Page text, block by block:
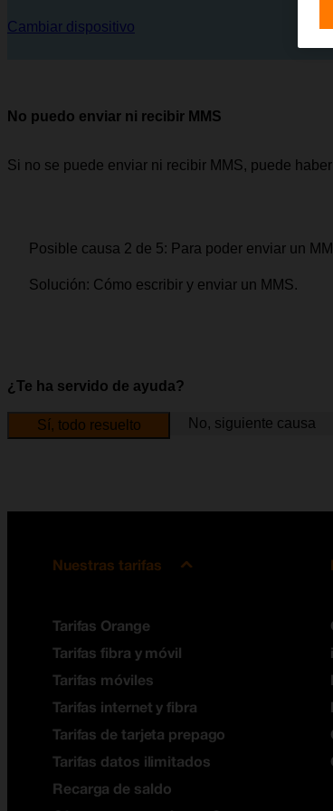
Cambiar dispositivo
No puedo enviar ni recibir MMS
Si no se puede enviar ni recibir MMS, puede
Posible causa 2 de 5: Para poder enviar un
Solución: Cómo escribir y enviar un MMS.
¿Te ha servido de ayuda?
Sí, todo resuelto No, siguiente causa
Nuestras tarifas
Tarifas Orange
Tarifas fibra y móvil
Tarifas móviles
Tarifas internet y fibra
Tarifas de tarjeta prepago
Tarifas datos ilimitados
Recarga de saldo